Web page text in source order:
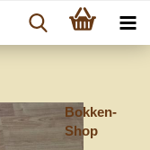
Bokken-
Shop